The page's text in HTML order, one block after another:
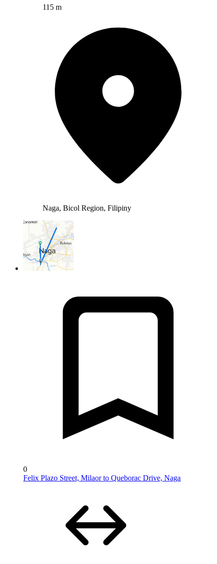
115 m
Naga, Bicol Region, Filipiny
0
Felix Plazo Street, Milaor to Queborac Drive, Naga